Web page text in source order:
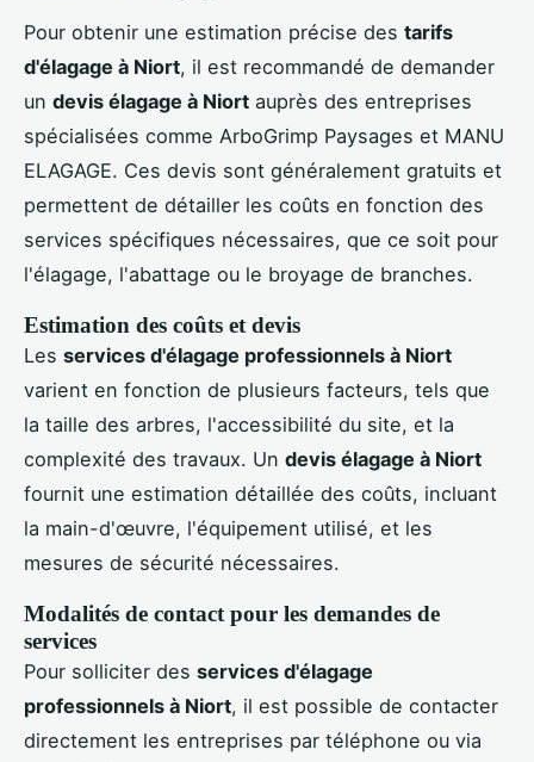
Pour obtenir une estimation précise des tarifs
d'élagage à Niort, il est recommandé de demander
un devis élagage à Niort auprès des entreprises
spécialisées comme ArboGrimp Paysages et MANU
ELAGAGE. Ces devis sont généralement gratuits et
permettent de détailler les coûts en fonction des
services spécifiques nécessaires, que ce soit pour
l'élagage, l'abattage ou le broyage de branches.
Estimation des coûts et devis
Les services d'élagage professionnels à Niort
varient en fonction de plusieurs facteurs, tels que
la taille des arbres, l'accessibilité du site, et la
complexité des travaux. Un devis élagage à Niort
fournit une estimation détaillée des coûts, incluant
la main-d'œuvre, l'équipement utilisé, et les
mesures de sécurité nécessaires.
Modalités de contact pour les demandes de
services
Pour solliciter des services d'élagage
professionnels à Niort, il est possible de contacter
directement les entreprises par téléphone ou via